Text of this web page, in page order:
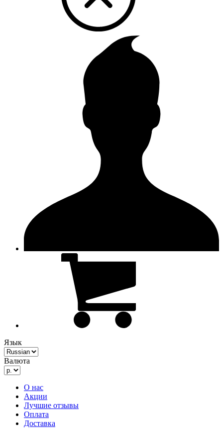
Язык
Валюта
О нас
Акции
Лучшие отзывы
Оплата
Доставка